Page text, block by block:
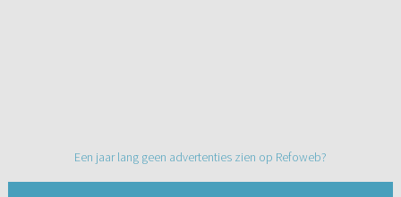
Een jaar lang geen advertenties zien op Refoweb?